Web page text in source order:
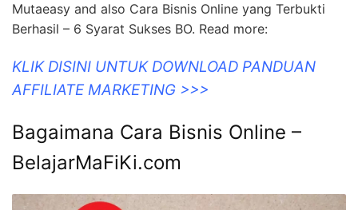
Mutaeasy and also Cara Bisnis Online yang Terbukti
Berhasil – 6 Syarat Sukses BO. Read more:
KLIK DISINI UNTUK DOWNLOAD PANDUAN
AFFILIATE MARKETING >>>
Bagaimana Cara Bisnis Online –
BelajarMaFiKi.com